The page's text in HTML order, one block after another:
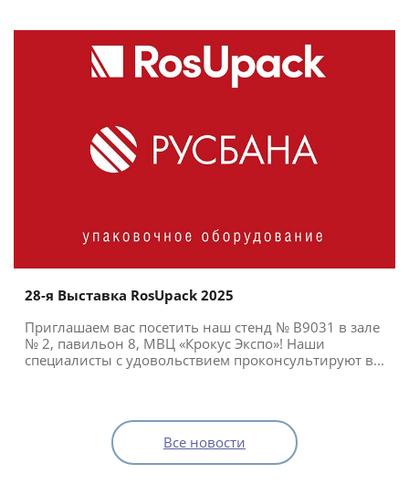
28-я Выставка RosUpack 2025
Приглашаем вас посетить наш стенд № B9031 в зале
№ 2, павильон 8, МВЦ «Крокус Экспо»! Наши
специалисты с удовольствием проконсультируют в...
Все новости